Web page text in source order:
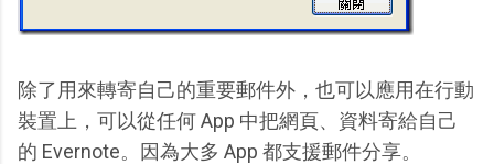
除了用來轉寄自己的重要郵件外，也可以應用在行動
裝置上，可以從任何 App 中把網頁、資料寄給自己
的 Evernote。因為大多 App 都支援郵件分享。